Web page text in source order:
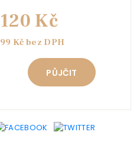
120 Kč
99 Kč bez DPH
PŮJČIT